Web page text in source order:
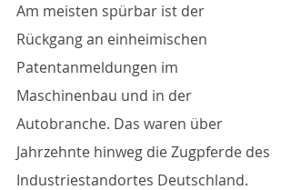
Am meisten spürbar ist der
Rückgang an einheimischen
Patentanmeldungen im
Maschinenbau und in der
Autobranche. Das waren über
Jahrzehnte hinweg die Zugpferde des
Industriestandortes Deutschland.